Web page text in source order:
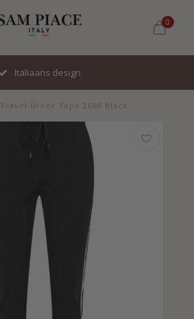
0
Italiaans design
Travel Broek Tape 2669 Black